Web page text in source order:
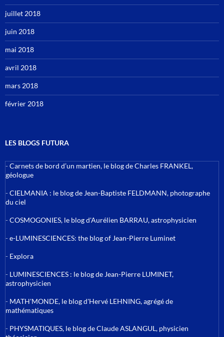
juillet 2018
juin 2018
mai 2018
avril 2018
mars 2018
février 2018
LES BLOGS FUTURA
-Carnets de bord d’un martien, le blog de Charles FRANKEL,
géologue
-CIELMANIA : le blog de Jean-Baptiste FELDMANN, photographe
du ciel
-COSMOGONIES, le blog d'Aurélien BARRAU, astrophysicien
-e-LUMINESCIENCES: the blog of Jean-Pierre Luminet
- Explora
- LUMINESCIENCES : le blog de Jean-Pierre LUMINET,
astrophysicien
- MATH'MONDE, le blog d'Hervé LEHNING, agrégé de
mathématiques
- PHYSMATIQUES, le blog de Claude ASLANGUL, physicien